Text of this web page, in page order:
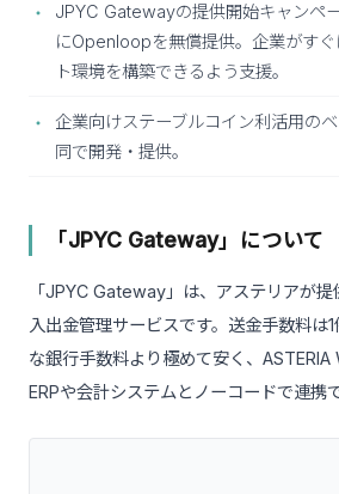
JPYC Gatewayの提供開始キャンペ
にOpenloopを無償提供。企業がす
ト環境を構築できるよう支援。
企業向けステーブルコイン利活用の
同で開発・提供。
「JPYC Gateway」について
「JPYC Gateway」は、アステリアが
入出金管理サービスです。送金手数料は
な銀行手数料より極めて安く、
ERPや会計システムとノーコードで連携